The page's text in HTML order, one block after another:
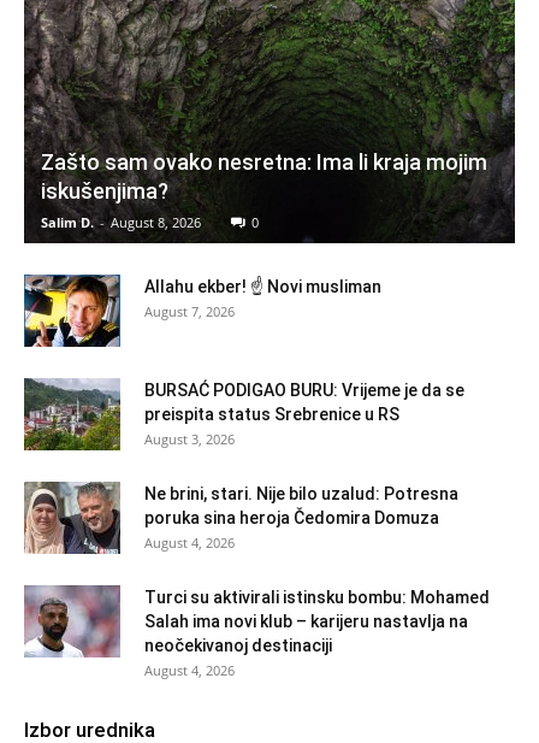
Zašto sam ovako nesretna: Ima li kraja mojim
iskušenjima?
Salim D. - August 8, 2026 0
Allahu ekber! ☝️ Novi musliman
August 7, 2026
BURSAĆ PODIGAO BURU: Vrijeme je da se
preispita status Srebrenice u RS
August 3, 2026
Ne brini, stari. Nije bilo uzalud: Potresna
poruka sina heroja Čedomira Domuza
August 4, 2026
Turci su aktivirali istinsku bombu: Mohamed
Salah ima novi klub – karijeru nastavlja na
neočekivanoj destinaciji
August 4, 2026
Izbor urednika